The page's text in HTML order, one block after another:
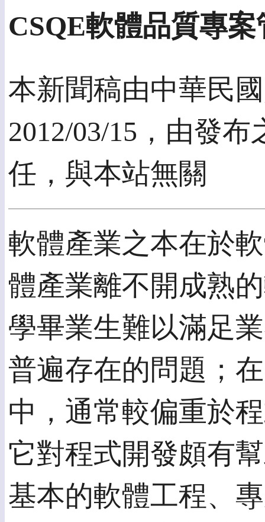
CSQE軟體品質專
本新聞稿由中華民
2012/03/15，由發
任，與本站無關
軟體產業之本在於
體產業離不開成熟
學畢業生難以滿足
普遍存在的問題；
中，通常較偏重於
它對程式開發頗有
基本的軟體工程、